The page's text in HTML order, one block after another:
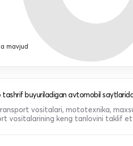
mavjud
buyuriladigan avtomobil
vositalari, mototexnika,
vositalarining keng tanlovini taklif